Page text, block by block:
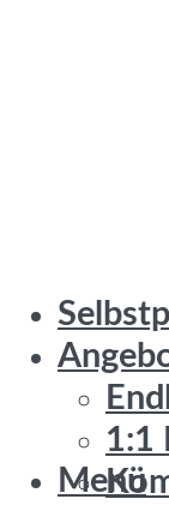
1:1
Menü